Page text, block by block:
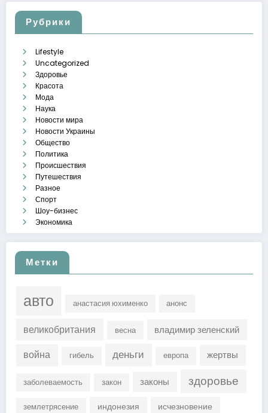
Рубрики
Lifestyle
Uncategorized
Здоровье
Красота
Мода
Наука
Новости мира
Новости Украины
Общество
Политика
Происшествия
Путешествия
Разное
Спорт
Шоу-бизнес
Экономика
Метки
авто анастасия юхименко анонс
великобритания весна владимир зеленский
война гибель деньги европа жертвы
заболеваемость закон законы здоровье
землетрясение индонезия
исчезновение